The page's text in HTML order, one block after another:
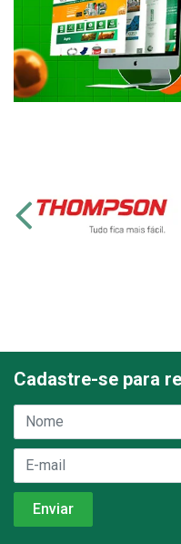
Cadastre-se para